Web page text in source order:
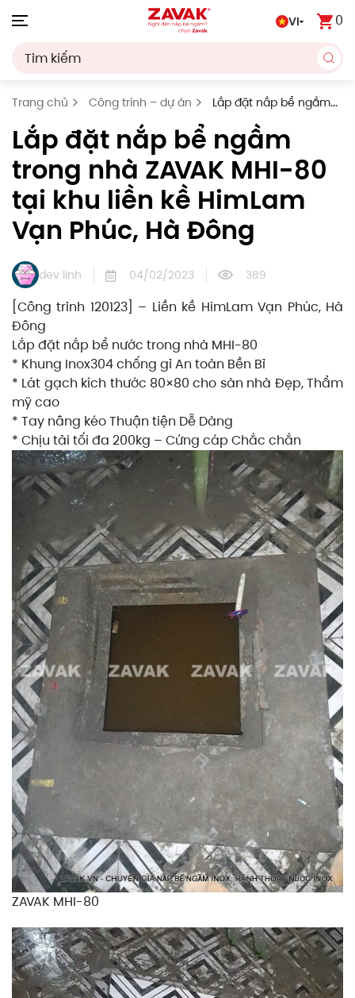
VI 0
Trang chủ Công trình – dự án
Lắp đặt nắp bể ngầm
trong nhà ZAVAK MHI-80 tại khu liền kề HimLam Vạn Phúc,
Hà Đông
Lắp đặt nắp bể ngầm
trong nhà ZAVAK MHI-80
tại khu liền kề HimLam
Vạn Phúc, Hà Đông
dev linh 04/02/2023 389
[Công trình 120123] – Liền kề HimLam Vạn Phúc, Hà
Đông
Lắp đặt nắp bể nước trong nhà MHI-80
* Khung Inox304 chống gỉ An toàn Bền Bỉ
* Lát gạch kích thước 80×80 cho sàn nhà Đẹp, Thẩm
mỹ cao
* Tay nâng kéo Thuận tiện Dễ Dàng
* Chịu tải tối đa 200kg – Cứng cáp Chắc chắn
ZAVAK MHI-80